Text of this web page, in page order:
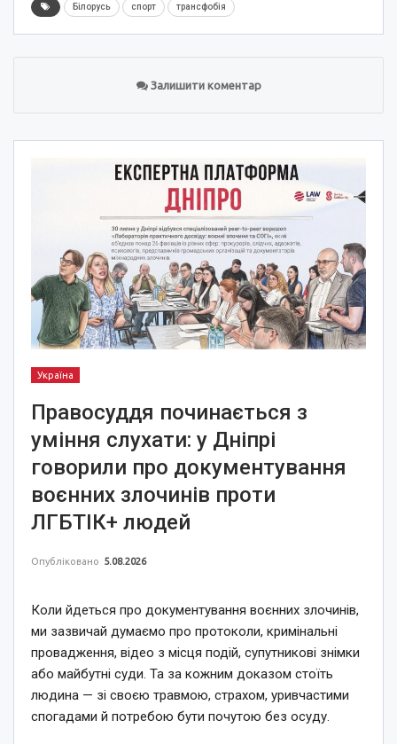
Білорусь спорт трансфобія
Залишити коментар
Україна
Правосуддя починається з
уміння слухати: у Дніпрі
говорили про документування
воєнних злочинів проти
ЛГБТІК+ людей
Опубліковано 5.08.2026
Коли йдеться про документування воєнних злочинів,
ми зазвичай думаємо про протоколи, кримінальні
провадження, відео з місця подій, супутникові знімки
або майбутні суди. Та за кожним доказом стоїть
людина — зі своєю травмою, страхом, уривчастими
спогадами й потребою бути почутою без осуду.